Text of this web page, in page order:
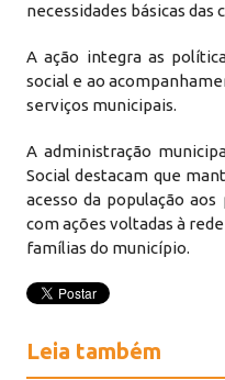
necessidades básicas das
A ação integra as
social e ao
serviços municipais.
A administração
Social destacam que
acesso da população
com ações voltadas à
famílias do município.
Leia também